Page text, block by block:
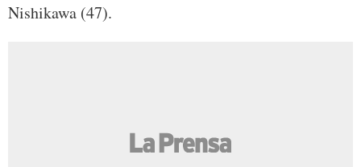
Nishikawa (47).